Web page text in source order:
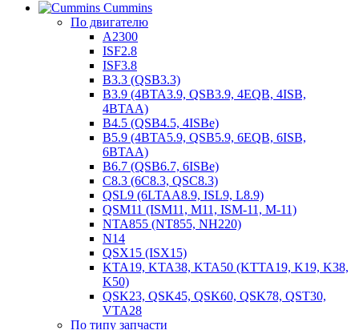
Cummins
По двигателю
A2300
ISF2.8
ISF3.8
B3.3 (QSB3.3)
B3.9 (4BTA3.9, QSB3.9, 4EQB, 4ISB,
4BTAA)
B4.5 (QSB4.5, 4ISBe)
B5.9 (4BTA5.9, QSB5.9, 6EQB, 6ISB,
6BTAA)
B6.7 (QSB6.7, 6ISBe)
C8.3 (6C8.3, QSC8.3)
QSL9 (6LTAA8.9, ISL9, L8.9)
QSM11 (ISM11, M11, ISM-11, M-11)
NTA855 (NT855, NH220)
N14
QSX15 (ISX15)
KTA19, KTA38, KTA50 (KTTA19, K19, K38,
K50)
QSK23, QSK45, QSK60, QSK78, QST30,
VTA28
По типу запчасти